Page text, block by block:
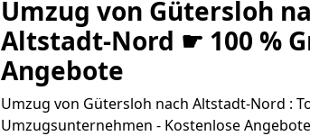
Umzug von Gütersloh
Altstadt-Nord ☛ 100 %
Angebote
Umzug von Gütersloh nach Altstadt-Nord :
Umzugsunternehmen - Kostenlose